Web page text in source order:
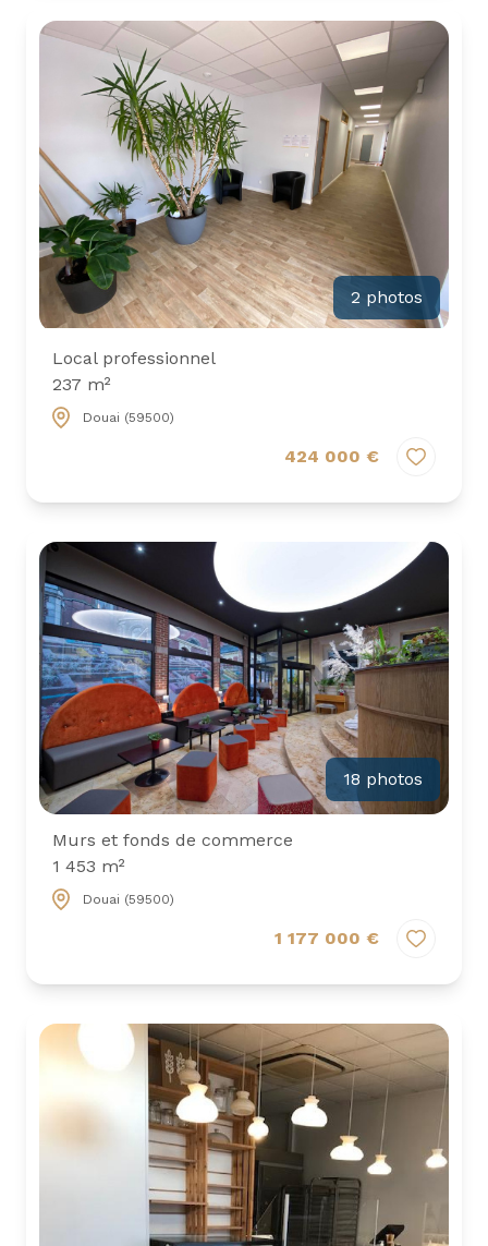
2 photos
Local professionnel
237 m²
Douai (59500)
424 000 €
18 photos
Murs et fonds de commerce
1 453 m²
Douai (59500)
1 177 000 €